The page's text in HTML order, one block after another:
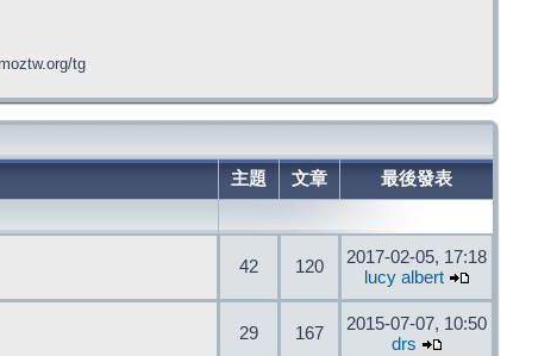
tg
主題 文章
最後發表
42 120
2017-02-05, 17:18
lucy albert
29 167
2015-07-07, 10:50
drs